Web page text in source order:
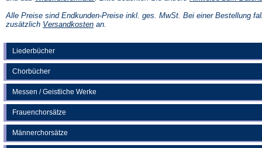
Liederbücher
Chorbücher
Messen / Geistliche Werke
Frauenchorsätze
Männerchorsätze
einem
neuen
Alle Preise sind Endkunden-Preise inkl. ges. MwSt. Bei einer Bestellung
zusätzlich Versandkosten(Öffnet
an.